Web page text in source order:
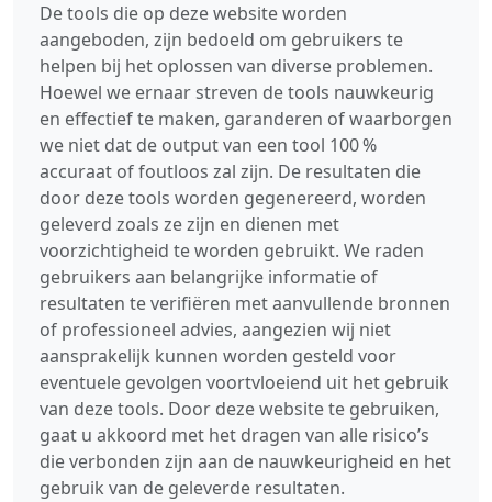
De tools die op deze website worden
aangeboden, zijn bedoeld om gebruikers te
helpen bij het oplossen van diverse problemen.
Hoewel we ernaar streven de tools nauwkeurig
en effectief te maken, garanderen of waarborgen
we niet dat de output van een tool 100 %
accuraat of foutloos zal zijn. De resultaten die
door deze tools worden gegenereerd, worden
geleverd zoals ze zijn en dienen met
voorzichtigheid te worden gebruikt. We raden
gebruikers aan belangrijke informatie of
resultaten te verifiëren met aanvullende bronnen
of professioneel advies, aangezien wij niet
aansprakelijk kunnen worden gesteld voor
eventuele gevolgen voortvloeiend uit het gebruik
van deze tools. Door deze website te gebruiken,
gaat u akkoord met het dragen van alle risico’s
die verbonden zijn aan de nauwkeurigheid en het
gebruik van de geleverde resultaten.